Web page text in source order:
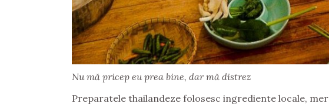
Nu mă pricep eu prea bine, dar mă distrez
Preparatele thailandeze folosesc ingrediente locale,